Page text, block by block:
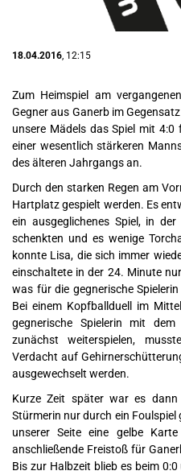
18.04.2016 , 12:15
Zum Heimspiel am
Gegner aus Ganerb im
unsere Mädels das Spiel mit
einer wesentlich stärkeren
des älteren Jahrgangs an.
Durch den starken Regen am
Hartplatz gespielt werden. Es
ein ausgeglichenes Spiel, in
schenkten und es wenige
konnte Lisa, die sich immer
einschaltete in der 24. Minute
was für die gegnerische
Bei einem Kopfballduell im
gegnerische Spielerin mit
zunächst weiterspielen,
Verdacht auf
ausgewechselt werden.
Kurze Zeit später war es
Stürmerin nur durch ein
unserer Seite eine gelbe
anschließende Freistoß für
Bis zur Halbzeit blieb es beim